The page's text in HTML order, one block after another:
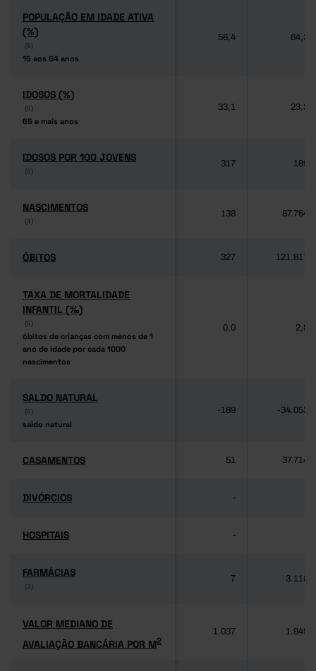
POPULAÇÃO EM IDADE ATIVA
(%)
(6)
15 aos 64 anos
POPULAÇÃO EM IDADE ATIVA
(%)
(6)
15 aos 64 anos
56,4 64,3
IDOSOS (%)
(6)
65 e mais anos
IDOSOS (%)
(6)
65 e mais anos
33,1 23,2
IDOSOS POR 100 JOVENS
(6)
IDOSOS POR 100 JOVENS
(6)
317 189
NASCIMENTOS
(4)
NASCIMENTOS
(4)
138 87.764
ÓBITOS
ÓBITOS 327 121.817
TAXA DE MORTALIDADE
INFANTIL (‰)
(6)
óbitos de crianças com menos de 1
ano de idade por cada 1000
nascimentos
TAXA DE MORTALIDADE
INFANTIL (‰)
(6)
óbitos de crianças com menos de 1
ano de idade por cada 1000
nascimentos
0,0 2,8
SALDO NATURAL
(6)
saldo natural
SALDO NATURAL
(6)
saldo natural
-189 -34.053
CASAMENTOS
CASAMENTOS 51 37.714
DIVÓRCIOS
DIVÓRCIOS -
HOSPITAIS
HOSPITAIS -
FARMÁCIAS
(3)
FARMÁCIAS
(3)
7 3.118
VALOR MEDIANO DE
AVALIAÇÃO BANCÁRIA POR M2
VALOR MEDIANO DE
AVALIAÇÃO BANCÁRIA POR M2
1.037 1.949